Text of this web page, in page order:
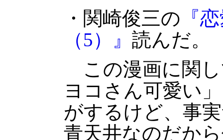
・関崎俊三の 『
（5）』 読んだ。
この漫画に関
ヨコさん可愛い
がするけど、事
青天井なのだか